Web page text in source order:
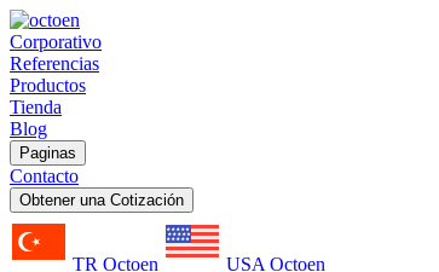
Corporativo
Referencias
Productos
Tienda
Blog
Paginas
Contacto
Obtener una Cotización
TR Octoen USA Octoen